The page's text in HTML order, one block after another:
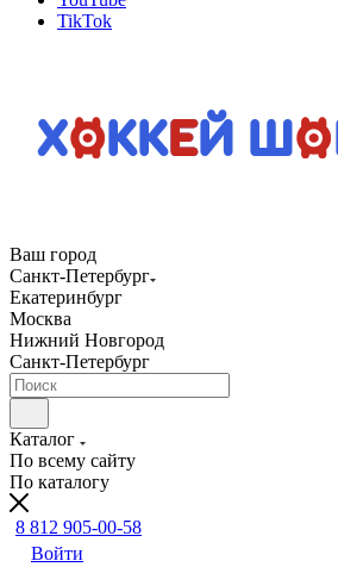
TikTok
Ваш город
Санкт-Петербург
Екатеринбург
Москва
Нижний Новгород
Санкт-Петербург
Каталог
По всему сайту
По каталогу
8 812 905-00-58
Войти